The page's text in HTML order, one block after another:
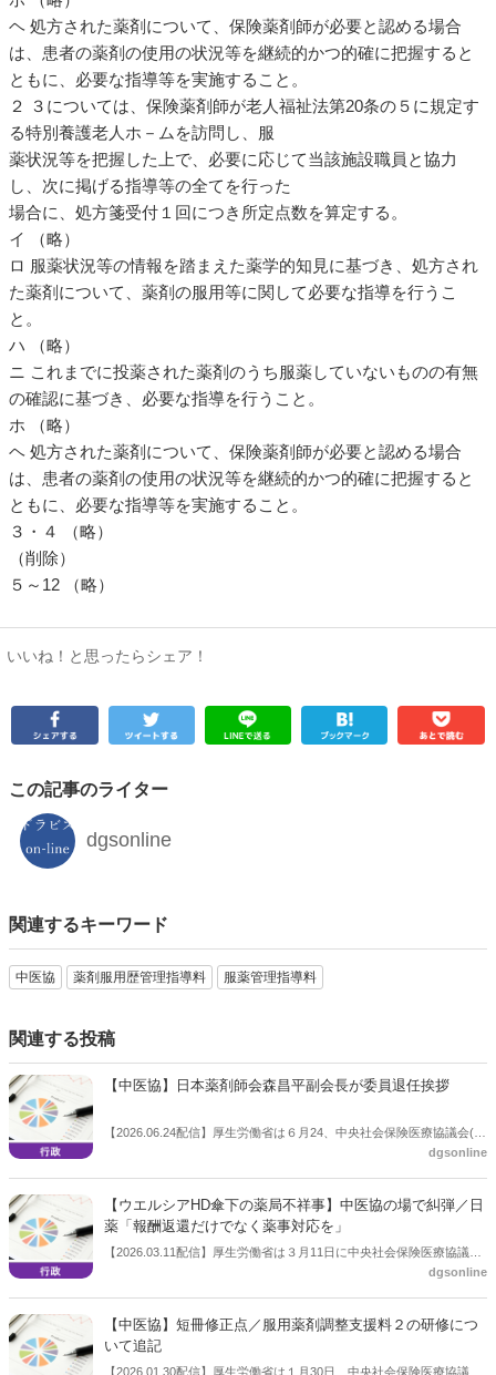
ヘ 処方された薬剤について、保険薬剤師が必要と認める場合
は、患者の薬剤の使用の状況等を継続的かつ的確に把握すると
ともに、必要な指導等を実施すること。
２ ３については、保険薬剤師が老人福祉法第20条の５に規定す
る特別養護老人ホ－ムを訪問し、服
薬状況等を把握した上で、必要に応じて当該施設職員と協力
し、次に掲げる指導等の全てを行った
場合に、処方箋受付１回につき所定点数を算定する。
イ （略）
ロ 服薬状況等の情報を踏まえた薬学的知見に基づき、処方され
た薬剤について、薬剤の服用等に関して必要な指導を行うこ
と。
ハ （略）
ニ これまでに投薬された薬剤のうち服薬していないものの有無
の確認に基づき、必要な指導を行うこと。
ホ （略）
ヘ 処方された薬剤について、保険薬剤師が必要と認める場合
は、患者の薬剤の使用の状況等を継続的かつ的確に把握すると
ともに、必要な指導等を実施すること。
３・４ （略）
（削除）
５～12 （略）
いいね！と思ったらシェア！
この記事のライター
dgsonline
関連するキーワード
中医協 薬剤服用歴管理指導料 服薬管理指導料
関連する投稿
【中医協】日本薬剤師会森昌平副会長が委員退任挨拶
【2026.06.24配信】厚生労働省は６月24、中央社会保険医療協議会(中
医協)を開いた。この中で、同日付けで委員を退任する日本薬剤師会副
dgsonline
【ウエルシアHD傘下の薬局不祥事】中医協の場で糾弾／日
薬「報酬返還だけでなく薬事対応を」
【2026.03.11配信】厚生労働省は３月11日に中央社会保険医療協議会
（中医協）総会を開いた。この中で日本薬剤師会副会長の森昌平氏
祥事について特別にコメントし、「報酬返還だけでなく薬事上の対応
を」と求めた。
dgsonline
【中医協】短冊修正点／服用薬剤調整支援料２の研修につ
いて追記
【2026.01.30配信】厚生労働省は１月30日、中央社会保険医療協議会